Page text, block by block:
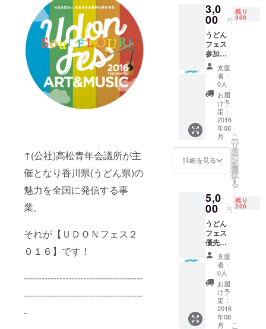
↑(公社)高松青年会議所が主
催となり香川県(うどん県)の
魅力を全国に発信する事
業。
それが【ＵＤＯＮフェス２
０１６】です！
----------------------------------------
----------------------------------------
-
建設興業株
式会社 取締
経歴：２０
０５年‐大手
前高松高等
学校 卒業
２０
０９年‐工学
院大学 卒業
２０
１１年‐神戸
２０
１２年‐谷口
建設興業株
式会社 入社
２０
１２年‐(公
社)高松青年
会議所 入会
3,0
00 円
残り
300
うどん
フェス
参加者
しか手
に入ら
ないオ
リジナ
ルタオ
ルで
す。
支援
者：
0人
お届
け予
定：
2016
年08
月
詳細を見る
こ
の
リ
タ
ー
ン
を
選
択
す
る
5,0
00 円
残り
200
うどん
フェス
優先入
場チ
ケット
とうど
んフェ
ス参加
者しか
手に入
らない
支援
者：
0人
お届
け予
定：
2016
年08
月
こ